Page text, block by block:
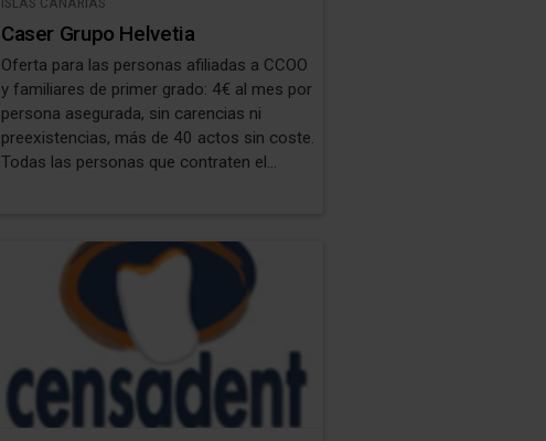
Caser Grupo Helvetia
Oferta para las personas afiliadas a CCOO
y familiares de primer grado: 4€ al mes por
persona asegurada, sin carencias ni
preexistencias, más de 40 actos sin coste.
Todas las personas que contraten el